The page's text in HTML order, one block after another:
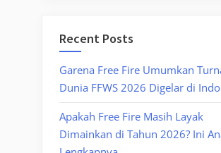
Recent Posts
Garena Free Fire Umumkan
Dunia FFWS 2026 Digelar di
Apakah Free Fire Masih Layak
Dimainkan di Tahun 2026? Ini